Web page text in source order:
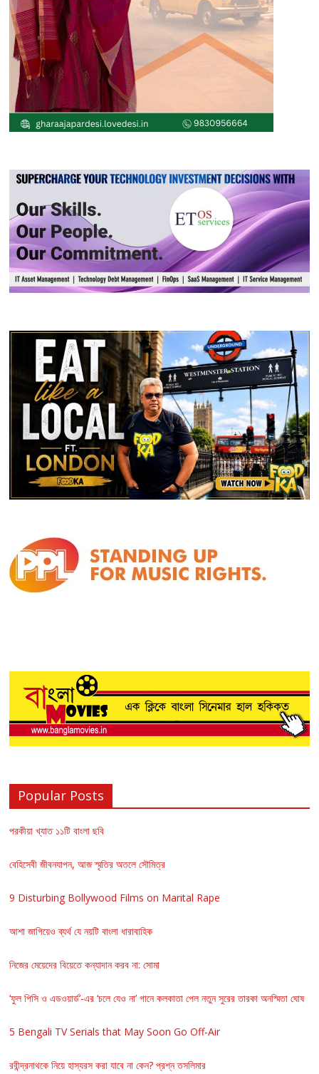
Popular Posts
পরকীয়া খ্যাত ১১টি বাংলা ছবি
বেহিসেবী জীবনযাপন, আজ স্মৃতির অতলে সৌমিত্র
9 Disturbing Bollywood Films on Marital Rape
আশা জাগিয়েও ব্যর্থ যে নয়টি বাংলা ধারাবাহিক
নিজের মেয়েদের বিয়েতে কন্যাদান করব না: সোমা
‘ফুল পিসি ও এডওয়ার্ড’-এর ‘চলে যেও না’ গানে কলকাতা পেল নতুন সুরের তারকা অনস্মিতা ঘোষ
5 Bengali TV Serials that May Soon Go Off-Air
রবীন্দ্রনাথকে নিয়ে হাস্যরস করা যাবে না কেন? প্রশ্ন তসলিমার